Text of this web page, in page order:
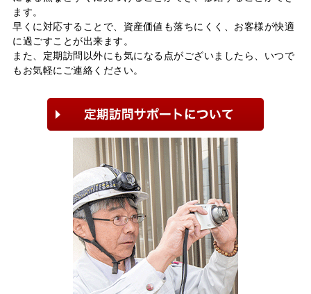
ます。
早くに対応することで、資産価値も落ちにくく、お客様が快適
に過ごすことが出来ます。
また、定期訪問以外にも気になる点がございましたら、いつで
もお気軽にご連絡ください。